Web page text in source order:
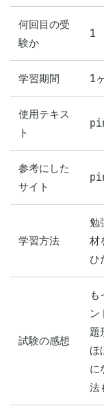
何回目の受
験か
1
学習期間 1
使用テキス
ト
参考にした
サイト
学習方法
勉
材
ひ
試験の感想
も
ン
題
ほ
に
法